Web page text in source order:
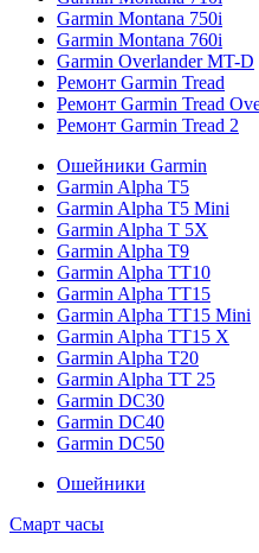
Garmin Montana 750i
Garmin Montana 760i
Garmin Overlander MT-D
Ремонт Garmin Tread
Ремонт Garmin Tread
Ремонт Garmin Tread 2
Ошейники Garmin
Garmin Alpha T5
Garmin Alpha T5 Mini
Garmin Alpha T 5X
Garmin Alpha T9
Garmin Alpha TT10
Garmin Alpha TT15
Garmin Alpha TT15 Mini
Garmin Alpha TT15 X
Garmin Alpha T20
Garmin Alpha TT 25
Garmin DC30
Garmin DC40
Garmin DC50
Ошейники
Смарт часы